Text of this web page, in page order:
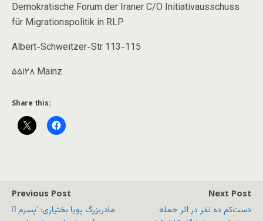
Demokratische Forum der Iraner C/O Initiativausschuss
für Migrationspolitik in RLP
Albert-Schweitzer-Str 113-115
۵۵۱۲۸ Mainz
Share this:
Previous Post
مادربزرگ پویا بختیاری: 'پسرم
Next Post
دست‌کم ده نفر در اثر حمله